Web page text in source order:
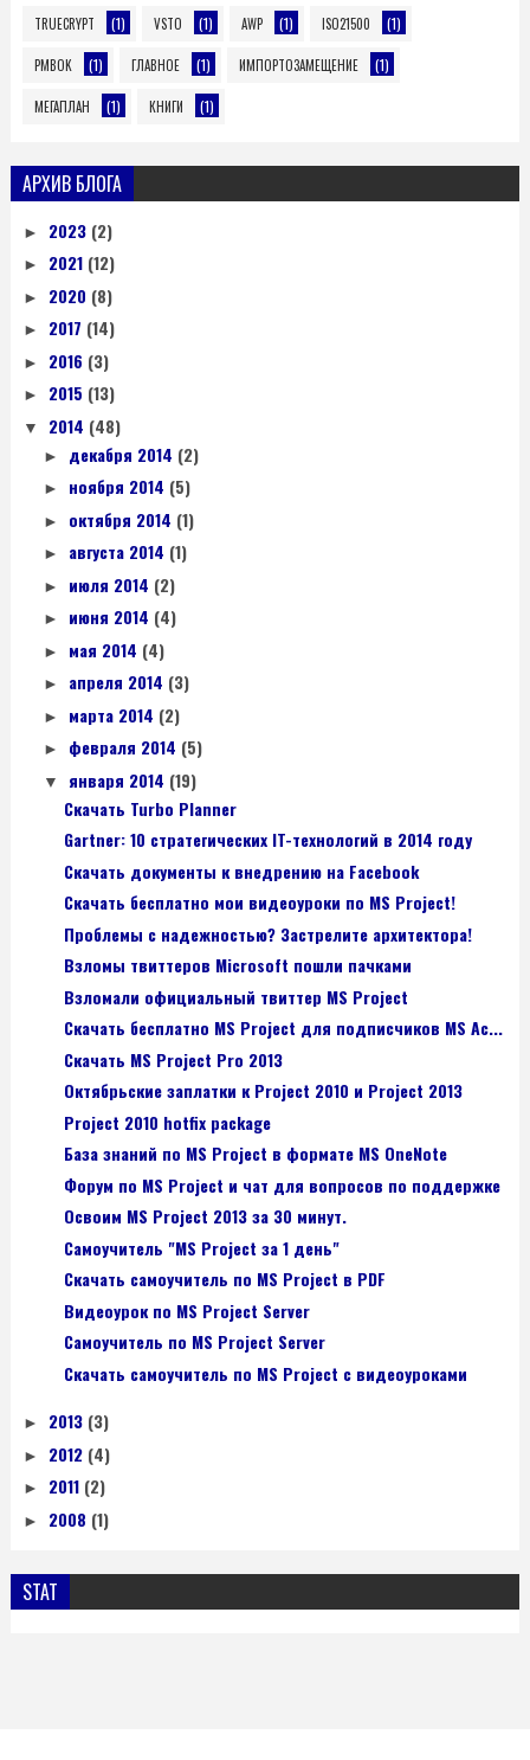
TRUECRYPT (1) VSTO (1) AWP (1) ISO21500 (1)
PMBOK (1) ГЛАВНОЕ (1) ИМПОРТОЗАМЕЩЕНИЕ (1)
МЕГАПЛАН (1) КНИГИ (1)
АРХИВ БЛОГА
► 2023 (2)
► 2021 (12)
► 2020 (8)
► 2017 (14)
► 2016 (3)
► 2015 (13)
▼ 2014 (48)
► декабря 2014 (2)
► ноября 2014 (5)
► октября 2014 (1)
► августа 2014 (1)
► июля 2014 (2)
► июня 2014 (4)
► мая 2014 (4)
► апреля 2014 (3)
► марта 2014 (2)
► февраля 2014 (5)
▼ января 2014 (19)
Скачать Turbo Planner
Gartner: 10 стратегических IT-технологий в 2014 году
Скачать документы к внедрению на Facebook
Скачать бесплатно мои видеоуроки по MS Project!
Проблемы с надежностью? Застрелите архитектора!
Взломы твиттеров Microsoft пошли пачками
Взломали официальный твиттер MS Project
Скачать бесплатно MS Project для подписчиков MS Ac...
Скачать MS Project Pro 2013
Октябрьские заплатки к Project 2010 и Project 2013
Project 2010 hotfix package
База знаний по MS Project в формате MS OneNote
Форум по MS Project и чат для вопросов по поддержке
Освоим MS Project 2013 за 30 минут.
Самоучитель "MS Project за 1 день"
Скачать самоучитель по MS Project в PDF
Видеоурок по MS Project Server
Самоучитель по MS Project Server
Скачать самоучитель по MS Project с видеоуроками
► 2013 (3)
► 2012 (4)
► 2011 (2)
► 2008 (1)
STAT